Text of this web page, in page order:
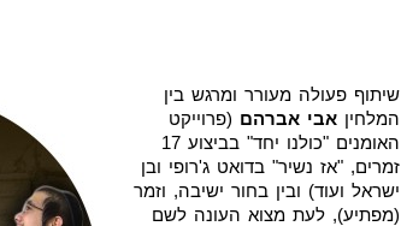
שיתוף פעולה מעורר ומרגש בין
המלחין אבי אברהם (פרוייקט
האומנים "כולנו יחד" בביצוע 17
זמרים, "אז נשיר" בדואט ג'רופי ובן
ישראל ועוד) ובין בחור ישיבה, וזמר
(מפתיע), לעת מצוא העונה לשם